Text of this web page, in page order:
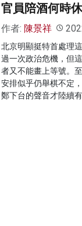
官員陪酒何時休
作者: 陳景祥
北京明顯挺特首處理
過一次政治危機，但
者又不能畫上等號。
安排似乎仍舉棋不定
鄭下台的聲音才陸續有